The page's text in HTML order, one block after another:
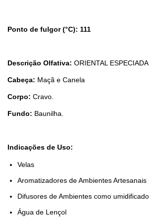
Ponto de fulgor (°C): 111
Descrição Olfativa: ORIENTAL ESPECIADA
Cabeça: Maçã e Canela
Corpo: Cravo.
Fundo: Baunilha.
Indicações de Uso:
Velas
Aromatizadores de Ambientes Artesanais
Difusores de Ambientes como
Água de Lençol